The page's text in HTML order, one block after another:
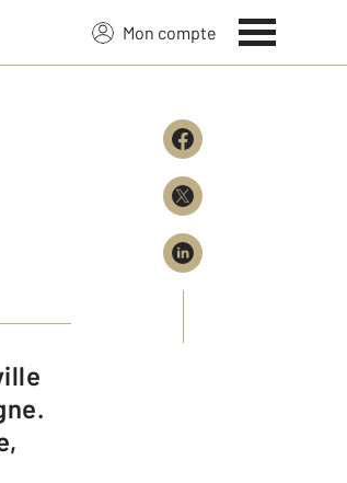
Mon compte